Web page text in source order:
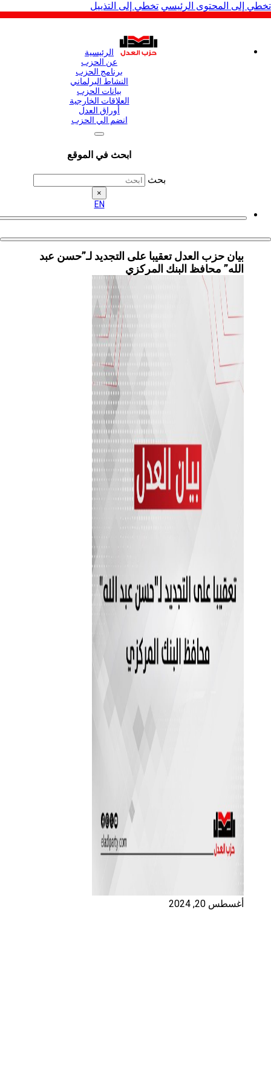
المحتوى الرئيسي تخطي إلى التذييل
الرئيسية
عن الحزب
برنامج الحزب
النشاط البرلماني
بيانات الحزب
العلاقات الخارجية
أوراق العدل
انضم الي الحزب
ابحث في الموقع
بيان حزب العدل تعقيبا على التجديد لـ”حسن عبد
الله” محافظ البنك المركزي
أغسطس 20, 2024